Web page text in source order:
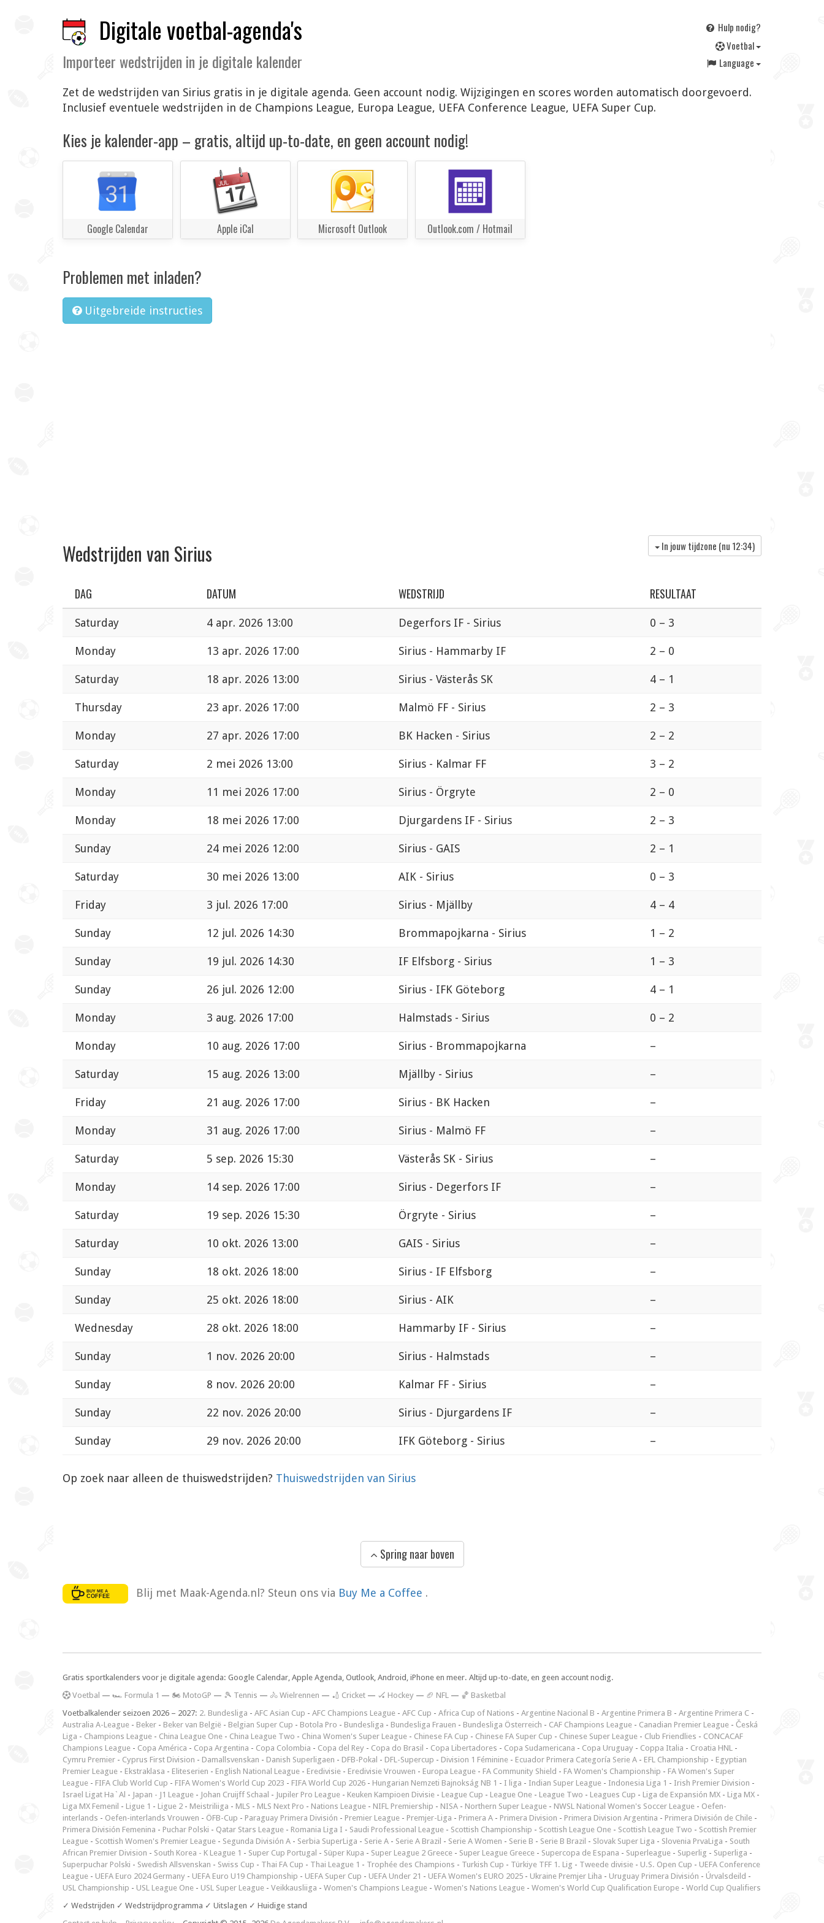
Digitale voetbal-agenda's
Importeer wedstrijden in je digitale kalender
Hulp nodig?
Voetbal
Language
Zet de wedstrijden van Sirius gratis in je digitale agenda. Geen account nodig. Wijzigingen en scores worden automatisch doorgevoerd.
Inclusief eventuele wedstrijden in de Champions League, Europa League, UEFA Conference League, UEFA Super Cup.
Kies je kalender-app – gratis, altijd up-to-date, en geen account nodig!
Google Calendar Apple iCal Microsoft Outlook Outlook.com / Hotmail
Problemen met inladen?
Uitgebreide instructies
Wedstrijden van Sirius In jouw tijdzone (nu 12:34)
DAG DATUM WEDSTRIJD RESULTAAT
Saturday 4 apr. 2026 13:00 Degerfors IF - Sirius 0 – 3
Monday 13 apr. 2026 17:00 Sirius - Hammarby IF 2 – 0
Saturday 18 apr. 2026 13:00 Sirius - Västerås SK 4 – 1
Thursday 23 apr. 2026 17:00 Malmö FF - Sirius 2 – 3
Monday 27 apr. 2026 17:00 BK Hacken - Sirius 2 – 2
Saturday 2 mei 2026 13:00 Sirius - Kalmar FF 3 – 2
Monday 11 mei 2026 17:00 Sirius - Örgryte 2 – 0
Monday 18 mei 2026 17:00 Djurgardens IF - Sirius 2 – 3
Sunday 24 mei 2026 12:00 Sirius - GAIS 2 – 1
Saturday 30 mei 2026 13:00 AIK - Sirius 0 – 3
Friday 3 jul. 2026 17:00 Sirius - Mjällby 4 – 4
Sunday 12 jul. 2026 14:30 Brommapojkarna - Sirius 1 – 2
Sunday 19 jul. 2026 14:30 IF Elfsborg - Sirius 1 – 3
Sunday 26 jul. 2026 12:00 Sirius - IFK Göteborg 4 – 1
Monday 3 aug. 2026 17:00 Halmstads - Sirius 0 – 2
Monday 10 aug. 2026 17:00 Sirius - Brommapojkarna –
Saturday 15 aug. 2026 13:00 Mjällby - Sirius –
Friday 21 aug. 2026 17:00 Sirius - BK Hacken –
Monday 31 aug. 2026 17:00 Sirius - Malmö FF –
Saturday 5 sep. 2026 15:30 Västerås SK - Sirius –
Monday 14 sep. 2026 17:00 Sirius - Degerfors IF –
Saturday 19 sep. 2026 15:30 Örgryte - Sirius –
Saturday 10 okt. 2026 13:00 GAIS - Sirius –
Sunday 18 okt. 2026 18:00 Sirius - IF Elfsborg –
Sunday 25 okt. 2026 18:00 Sirius - AIK –
Wednesday 28 okt. 2026 18:00 Hammarby IF - Sirius –
Sunday 1 nov. 2026 20:00 Sirius - Halmstads –
Sunday 8 nov. 2026 20:00 Kalmar FF - Sirius –
Sunday 22 nov. 2026 20:00 Sirius - Djurgardens IF –
Sunday 29 nov. 2026 20:00 IFK Göteborg - Sirius –
Op zoek naar alleen de thuiswedstrijden? Thuiswedstrijden van Sirius
Spring naar boven
Blij met Maak-Agenda.nl? Steun ons via Buy Me a Coffee .
Gratis sportkalenders voor je digitale agenda: Google Calendar, Apple Agenda, Outlook, Android, iPhone en meer. Altijd up-to-date, en geen account nodig.
Voetbal — 🏎️ Formula 1 — 🏍 MotoGP — 🎾 Tennis — 🚴 Wielrennen — 🏏 Cricket — 🏑 Hockey — 🏈 NFL — 🏀 Basketbal
Voetbalkalender seizoen 2026 – 2027: 2. Bundesliga - AFC Asian Cup - AFC Champions League - AFC Cup - Africa Cup of Nations - Argentine Nacional B - Argentine Primera B - Argentine Primera C -
Australia A-League - Beker - Beker van België - Belgian Super Cup - Botola Pro - Bundesliga - Bundesliga Frauen - Bundesliga Österreich - CAF Champions League - Canadian Premier League - Česká
Liga - Champions League - China League One - China League Two - China Women's Super League - Chinese FA Cup - Chinese FA Super Cup - Chinese Super League - Club Friendlies - CONCACAF
Champions League - Copa América - Copa Argentina - Copa Colombia - Copa del Rey - Copa do Brasil - Copa Libertadores - Copa Sudamericana - Copa Uruguay - Coppa Italia - Croatia HNL -
Cymru Premier - Cyprus First Division - Damallsvenskan - Danish Superligaen - DFB-Pokal - DFL-Supercup - Division 1 Féminine - Ecuador Primera Categoría Serie A - EFL Championship - Egyptian
Premier League - Ekstraklasa - Eliteserien - English National League - Eredivisie - Eredivisie Vrouwen - Europa League - FA Community Shield - FA Women's Championship - FA Women's Super
League - FIFA Club World Cup - FIFA Women's World Cup 2023 - FIFA World Cup 2026 - Hungarian Nemzeti Bajnokság NB 1 - I liga - Indian Super League - Indonesia Liga 1 - Irish Premier Division -
Israel Ligat Ha`Al - Japan - J1 League - Johan Cruijff Schaal - Jupiler Pro League - Keuken Kampioen Divisie - League Cup - League One - League Two - Leagues Cup - Liga de Expansión MX - Liga MX -
Liga MX Femenil - Ligue 1 - Ligue 2 - Meistriliiga - MLS - MLS Next Pro - Nations League - NIFL Premiership - NISA - Northern Super League - NWSL National Women's Soccer League - Oefen-
interlands - Oefen-interlands Vrouwen - ÖFB-Cup - Paraguay Primera División - Premier League - Premjer-Liga - Primera A - Primera Division - Primera Division Argentina - Primera División de Chile -
Primera División Femenina - Puchar Polski - Qatar Stars League - Romania Liga I - Saudi Professional League - Scottish Championship - Scottish League One - Scottish League Two - Scottish Premier
League - Scottish Women's Premier League - Segunda División A - Serbia SuperLiga - Serie A - Serie A Brazil - Serie A Women - Serie B - Serie B Brazil - Slovak Super Liga - Slovenia PrvaLiga - South
African Premier Division - South Korea - K League 1 - Super Cup Portugal - Süper Kupa - Super League 2 Greece - Super League Greece - Supercopa de Espana - Superleague - Superlig - Superliga -
Superpuchar Polski - Swedish Allsvenskan - Swiss Cup - Thai FA Cup - Thai League 1 - Trophée des Champions - Turkish Cup - Türkiye TFF 1. Lig - Tweede divisie - U.S. Open Cup - UEFA Conference
League - UEFA Euro 2024 Germany - UEFA Euro U19 Championship - UEFA Super Cup - UEFA Under 21 - UEFA Women's EURO 2025 - Ukraine Premjer Liha - Uruguay Primera División - Úrvalsdeild -
USL Championship - USL League One - USL Super League - Veikkausliiga - Women's Champions League - Women's Nations League - Women's World Cup Qualification Europe - World Cup Qualifiers
✓ Wedstrijden ✓ Wedstrijdprogramma ✓ Uitslagen ✓ Huidige stand